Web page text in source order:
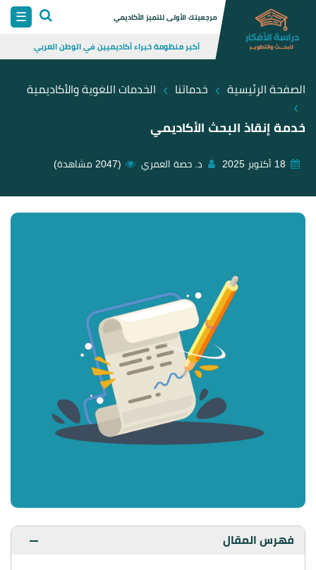
Skip
☰ مرجعيتك الأولى للتميز الأكاديمي
أكبر منظومة خبراء أكاديميين في الوطن العربي
الصفحة الرئيسية › خدماتنا › الخدمات اللغوية والأكاديمية
›
خدمة إنقاذ البحث الأكاديمي
د. حصة العمري (2047 مشاهدة)
فهرس المقال